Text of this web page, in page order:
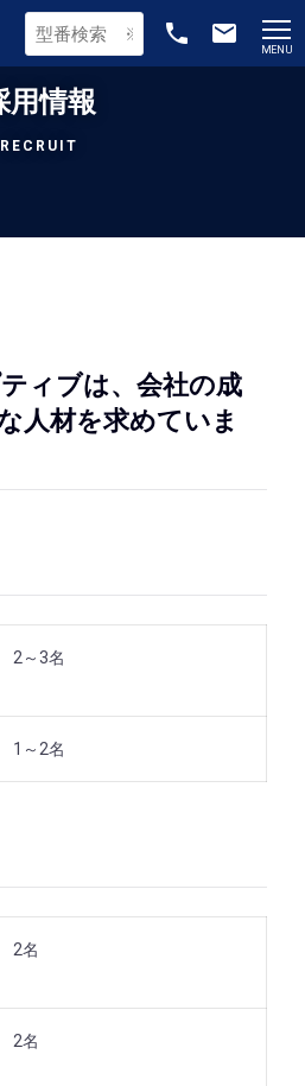
phone email
MENU
用情報
RECRUIT
ィブは、会社の成
人材を求めていま
2～3名
1～2名
2名
2名